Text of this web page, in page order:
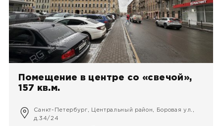
Помещение в центре со «свечой»,
157 кв.м.
Санкт-Петербург, Центральный район, Боровая ул.,
д.34/24